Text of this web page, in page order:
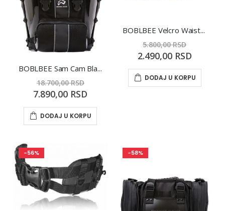
BOBLBEE Sam Cam Black
18.700,00 RSD
Special
Price
7.890,00 RSD
DODAJ U KORPU
BOBLBEE Velcro Waist Belt L-XL
5.800,00 RSD
Special
Price
2.490,00 RSD
DODAJ U KORPU
-56% -58%